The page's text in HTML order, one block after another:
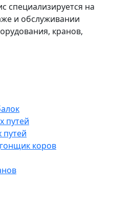
специализируется на
и обслуживании
кранов,
путей
коров